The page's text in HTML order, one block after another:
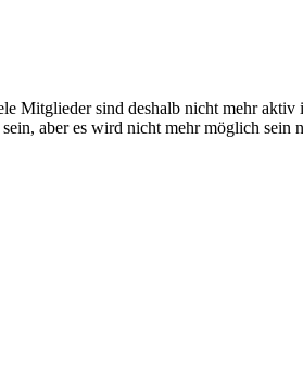
Mitglieder sind deshalb nicht mehr
aber es wird nicht mehr möglich